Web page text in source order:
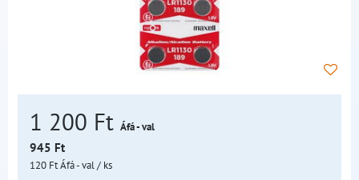
1 200 Ft Áfá - val
945 Ft
120 FtÁfá - val/ ks